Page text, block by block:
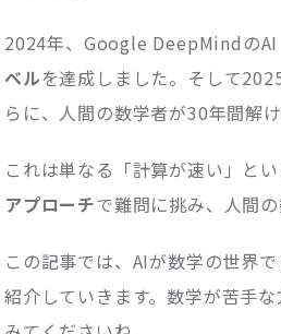
2024年、Google DeepMindの
ベルを達成しました。そして
らに、人間の数学者が30年間解
これは単なる「計算が速い」と
アプローチで難問に挑み、人間
この記事では、AIが数学の世界
紹介していきます。数学が苦手